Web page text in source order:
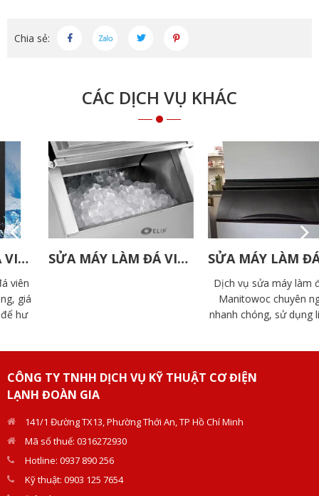
Chia sẻ:
CÁC DỊCH VỤ KHÁC
SỬA MÁY LÀM ĐÁ VIÊN ELIP SỬA MÁY LÀM ĐÁ VIÊN MANITOWOC
Dịch vụ sửa máy làm đá viên
Manitowoc chuyên nghiệp,
nhanh chóng, sử dụng linh kiện
CÔNG TY TNHH DỊCH VỤ KỸ THUẬT CƠ ĐIỆN
LẠNH ĐOÀN GIA
141/1 Đường TX13, Phường Thới An, TP Hồ Chí Minh
Mã số thuế: 0316272930
Hotline: 0937 890 256
Kỹ thuật: 0903 125 7654